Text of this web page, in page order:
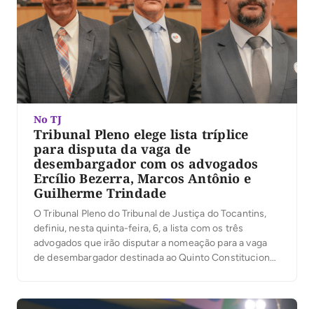
No TJ
Tribunal Pleno elege lista tríplice
para disputa da vaga de
desembargador com os advogados
Ercílio Bezerra, Marcos Antônio e
Guilherme Trindade
O Tribunal Pleno do Tribunal de Justiça do Tocantins,
definiu, nesta quinta-feira, 6, a lista com os três
advogados que irão disputar a nomeação para a vaga
de desembargador destinada ao Quinto Constitucional.
na abertura da votação, que da lista sêxtupla com […]